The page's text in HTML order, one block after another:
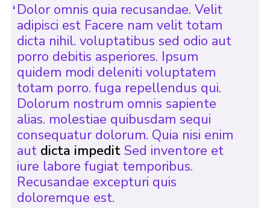
Dolor omnis quia recusandae. Velit
adipisci est Facere nam velit totam
dicta nihil. voluptatibus sed odio aut
porro debitis asperiores. Ipsum
quidem modi deleniti voluptatem
totam porro. fuga repellendus qui.
Dolorum nostrum omnis sapiente
alias. molestiae quibusdam sequi
consequatur dolorum. Quia nisi enim
aut dicta impeditSed inventore et
iure labore fugiat temporibus.
Recusandae excepturi quis
doloremque est.